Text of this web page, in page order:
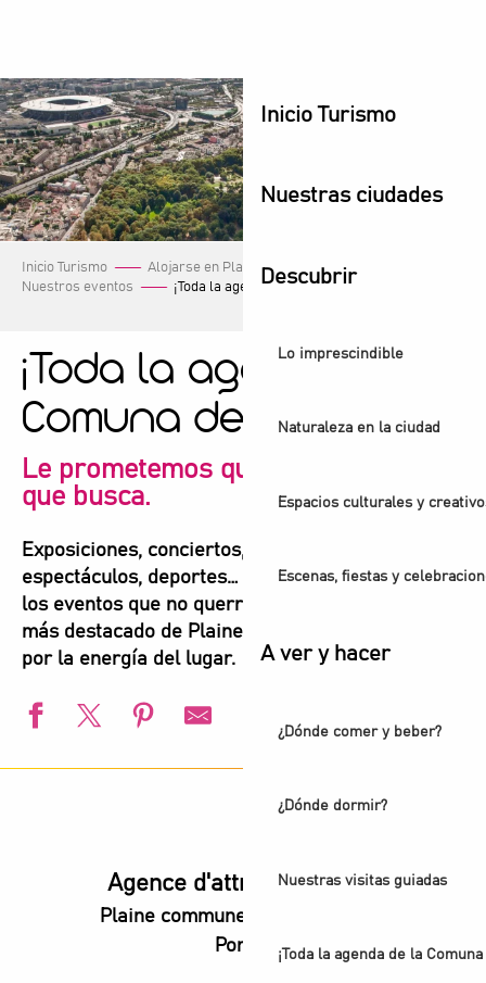
principal
Inicio Turismo
Nuestras ciudades
Descubrir
Lo imprescindible
Naturaleza en la ciudad
Espacios culturales y
Escenas, fiestas y
A ver y hacer
¿Dónde comer y beber?
¿Dónde dormir?
Nuestras visitas guiadas
¡Toda la agenda de la
Inicio Turismo
Alojarse en Plaine Commune
Nuestros eventos
¡Toda la agenda de la Comuna de Plaine!
¡Toda la agenda de la
Comuna de Plaine!
Le prometemos que encontrará lo
que busca.
Exposiciones, conciertos, festivales,
espectáculos, deportes… Aquí encontrará todos
los eventos que no querrá perderse para vivir lo
más destacado de Plaine Commune. Déjese llevar
por la energía del lugar.
Animation estivale - Bel Été à Saint-Denis
Animation estivale - Souriez c'est l'été à Stains
Visite guidée - De la Villette au Canal Saint-Denis
Agence d'attractivité POP
Plaine commune vous Ouvre ses
Portes